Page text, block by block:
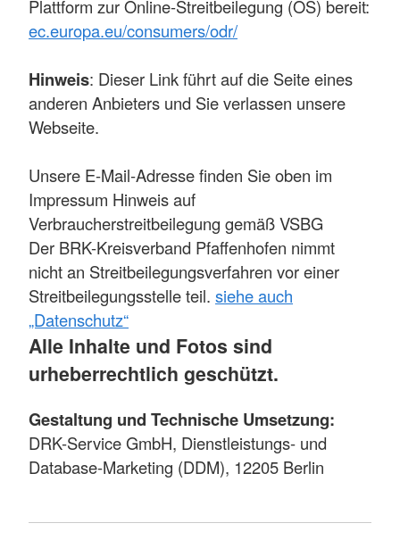
Plattform zur Online-Streitbeilegung (OS) bereit:
ec.europa.eu/consumers/odr/
Hinweis: Dieser Link führt auf die Seite eines
anderen Anbieters und Sie verlassen unsere
Webseite.
Unsere E-Mail-Adresse finden Sie oben im
Impressum Hinweis auf
Verbraucherstreitbeilegung gemäß VSBG
Der BRK-Kreisverband Pfaffenhofen nimmt
nicht an Streitbeilegungsverfahren vor einer
Streitbeilegungsstelle teil. siehe auch
„Datenschutz“
Alle Inhalte und Fotos sind
urheberrechtlich geschützt.
Gestaltung und Technische Umsetzung:
DRK-Service GmbH, Dienstleistungs- und
Database-Marketing (DDM), 12205 Berlin